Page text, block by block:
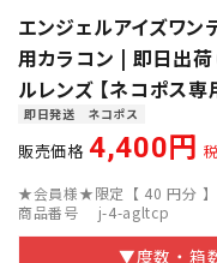
エンジェルアイズワン
用カラコン | 即日出荷
ルレンズ 【ネコポス専
即日発送 ネコポス
販売価格 4,400
★会員様★限定【 40 円分
商品番号
j-4-agltcp
▼度数・箱